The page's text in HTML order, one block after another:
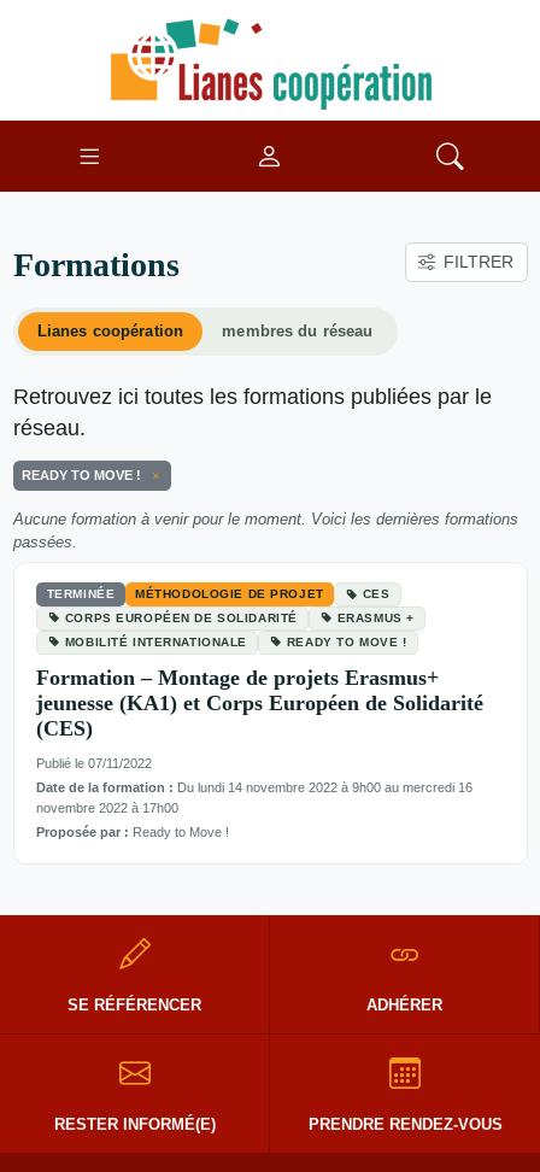
Formations FILTRER
Lianes coopération membres du réseau
Retrouvez ici toutes les formations publiées par le
réseau.
READY TO MOVE !
Aucune formation à venir pour le moment. Voici les dernières formations
passées.
TERMINÉE MÉTHODOLOGIE DE PROJET
CES
CORPS EUROPÉEN DE SOLIDARITÉ
ERASMUS +
MOBILITÉ INTERNATIONALE
READY TO MOVE !
Formation – Montage de projets Erasmus+
jeunesse (KA1) et Corps Européen de Solidarité
(CES)
Publié le 07/11/2022
Date de la formation : Du lundi 14 novembre 2022 à 9h00 au mercredi 16
novembre 2022 à 17h00
Proposée par : Ready to Move !
SE RÉFÉRENCER ADHÉRER
RESTER INFORMÉ(E) PRENDRE RENDEZ-VOUS